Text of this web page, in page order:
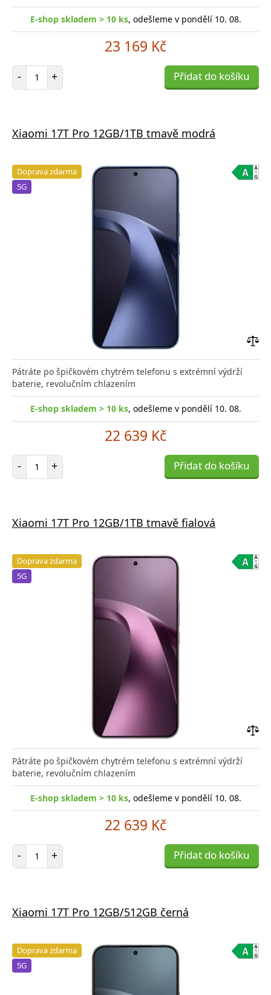
E-shop skladem > 10 ks, odešleme v pondělí 10. 08.
23 169 Kč
- Počet položek
+ Přidat do košíku
Xiaomi 17T Pro 12GB/1TB tmavě modrá
Doprava zdarma
5G
Pátráte po špičkovém chytrém telefonu s extrémní výdrží
baterie, revolučním chlazením
E-shop skladem > 10 ks, odešleme v pondělí 10. 08.
22 639 Kč
- Počet položek
+ Přidat do košíku
Xiaomi 17T Pro 12GB/1TB tmavě fialová
Doprava zdarma
5G
Pátráte po špičkovém chytrém telefonu s extrémní výdrží
baterie, revolučním chlazením
E-shop skladem > 10 ks, odešleme v pondělí 10. 08.
22 639 Kč
- Počet položek
+ Přidat do košíku
Xiaomi 17T Pro 12GB/512GB černá
Doprava zdarma
5G